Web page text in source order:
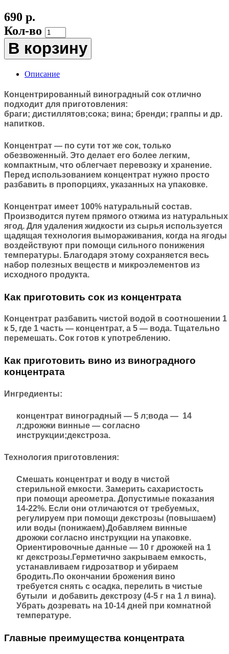
690 р.
Кол-во
В корзину
Описание
Концентрированный виноградный сок отлично
подходит для приготовления:
браги; дистиллятов;сока; вина; бренди; граппы и др.
напитков.
Концентрат — по сути тот же сок, только
обезвоженный. Это делает его более легким,
компактным, что облегчает перевозку и хранение.
Перед использованием концентрат нужно просто
разбавить в пропорциях, указанных на упаковке.
Концентрат имеет 100% натуральный состав.
Производится путем прямого отжима из натуральных
ягод. Для удаления жидкости из сырья используется
щадящая технология вымораживания, когда на ягоды
воздействуют при помощи сильного понижения
температуры. Благодаря этому сохраняется весь
набор полезных веществ и микроэлементов из
исходного продукта.
Как приготовить сок из концентрата
Концентрат разбавить чистой водой в соотношении 1
к 5, где 1 часть — концентрат, а 5 — вода. Тщательно
перемешать. Сок готов к употреблению.
Как приготовить вино из виноградного
концентрата
Ингредиенты:
концентрат виноградный — 5 л;вода — 14
л;дрожжи винные — согласно
инструкции;декстроза.
Технология приготовления:
Смешать концентрат и воду в чистой
стерильной емкости. Замерить сахаристость
при помощи ареометра. Допустимые показания
14-22%. Если они отличаются от требуемых,
регулируем при помощи декстрозы (повышаем)
или воды (понижаем).Добавляем винные
дрожжи согласно инструкции на упаковке.
Ориентировочные данные — 10 г дрожжей на 1
кг декстрозы.Герметично закрываем емкость,
устанавливаем гидрозатвор и убираем
бродить.По окончании брожения вино
требуется снять с осадка, перелить в чистые
бутыли и добавить декстрозу (4-5 г на 1 л вина).
Убрать дозревать на 10-14 дней при комнатной
температуре.
Главные преимущества концентрата